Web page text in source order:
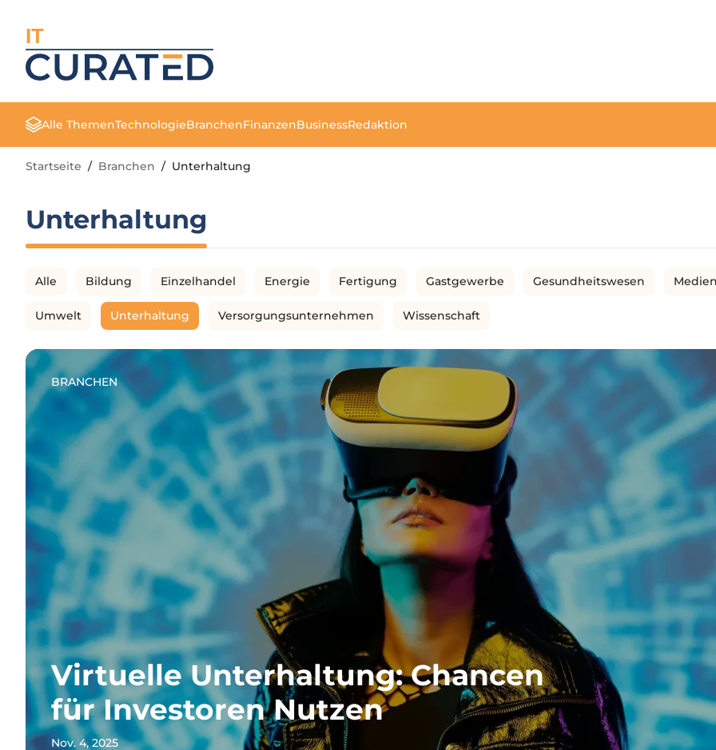
IT
Alle ThemenTechnologieBranchenFinanzenBusinessRedaktion
Startseite / Branchen / Unterhaltung
Unterhaltung
Alle Bildung Einzelhandel Energie Fertigung Gastgewerbe Gesundheitswesen Medien
Umwelt Unterhaltung Versorgungsunternehmen Wissenschaft
BRANCHEN
Virtuelle Unterhaltung: Chancen
für Investoren Nutzen
Nov. 4, 2025